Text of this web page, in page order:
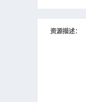
资源描述：